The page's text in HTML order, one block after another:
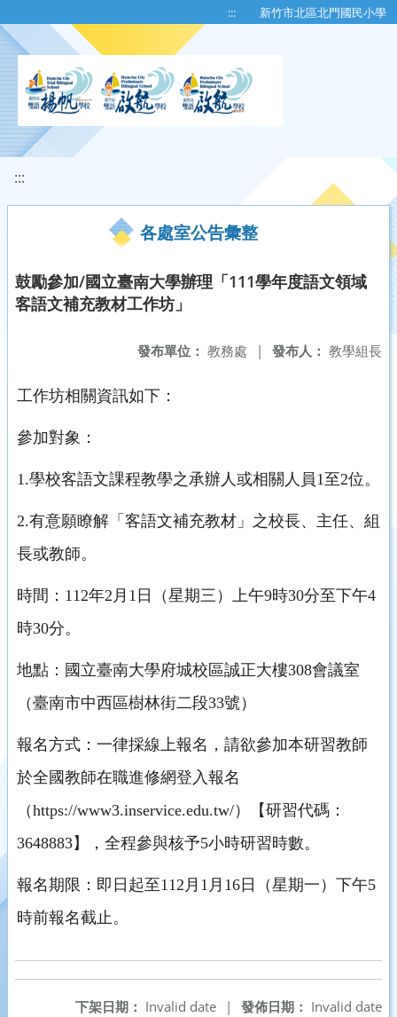
::: 新竹市北區北門國民小學
:::
各處室公告彙整
鼓勵參加/國立臺南大學辦理「111學年度語文領域
客語文補充教材工作坊」
發布人： 教學組長
發布單位： 教務處 |
工作坊相關資訊如下：
參加對象：
1.學校客語文課程教學之承辦人或相關人員1至2位。
2.有意願瞭解「客語文補充教材」之校長、主任、組
長或教師。
時間：112年2月1日（星期三）上午9時30分至下午4
時30分。
地點：國立臺南大學府城校區誠正大樓308會議室
（臺南市中西區樹林街二段33號）
報名方式：一律採線上報名，請欲參加本研習教師
於全國教師在職進修網登入報名
（https://www3.inservice.edu.tw/）【研習代碼：
3648883】，全程參與核予5小時研習時數。
報名期限：即日起至112月1月16日（星期一）下午5
時前報名截止。
發佈日期： Invalid date
下架日期： Invalid date
|